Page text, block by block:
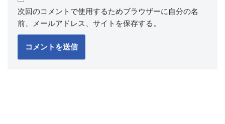
次回のコメントで使用するためブラウザーに自分の名
前、メールアドレス、サイトを保存する。